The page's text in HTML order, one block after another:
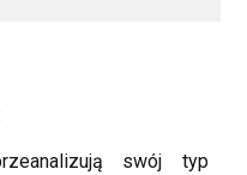
swój typ